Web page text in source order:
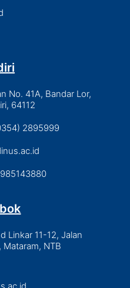
No. 41A, Bandar Lor,
64112
2895999
Linkar 11-12, Jalan
Mataram, NTB